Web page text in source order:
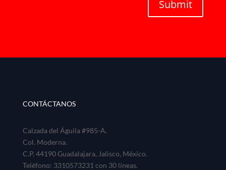
Submit
CONTÁCTANOS
Calzada del Águila #985-A.
Col. Moderna.
C.P. 44190 Guadalajara, Jalisco, México.
Teléfono: 3310573231 con 30 líneas.